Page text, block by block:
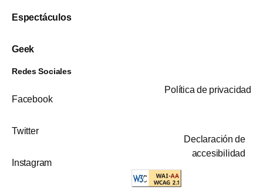
Espectáculos
Geek
Redes Sociales
Facebook
Twitter
Instagram
Política de privacidad
Declaración de
accesibilidad